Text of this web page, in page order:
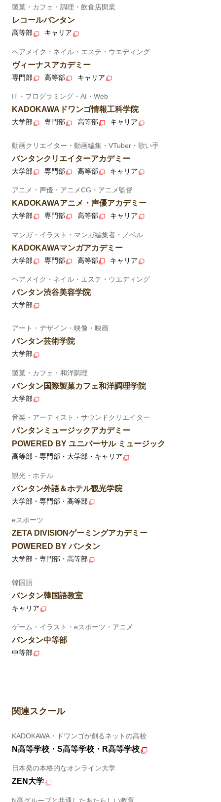
製菓・カフェ・調理・飲食店開業
レコールバンタン
高等部 キャリア
ヘアメイク・ネイル・エステ・ウエディング
ヴィーナスアカデミー
専門部 高等部 キャリア
IT・プログラミング・AI・Web
KADOKAWAドワンゴ情報工科学院
大学部 専門部 高等部 キャリア
動画クリエイター・動画編集・VTuber・歌い手
バンタンクリエイターアカデミー
大学部 専門部 高等部 キャリア
アニメ・声優・アニメCG・アニメ監督
KADOKAWAアニメ・声優アカデミー
大学部 専門部 高等部 キャリア
マンガ・イラスト・マンガ編集者・ノベル
KADOKAWAマンガアカデミー
大学部 専門部 高等部 キャリア
ヘアメイク・ネイル・エステ・ウエディング
バンタン渋谷美容学院
大学部
アート・デザイン・映像・映画
バンタン芸術学院
大学部
製菓・カフェ・和洋調理
バンタン国際製菓カフェ和洋調理学院
大学部
音楽・アーティスト・サウンドクリエイター
バンタンミュージックアカデミー
POWERED BY ユニバーサル ミュージック
高等部・専門部・大学部・キャリア
観光・ホテル
バンタン外語＆ホテル観光学院
大学部・専門部・高等部
eスポーツ
ZETA DIVISIONゲーミングアカデミー
POWERED BY バンタン
大学部・専門部・高等部
韓国語
バンタン韓国語教室
キャリア
ゲーム・イラスト・eスポーツ・アニメ
バンタン中等部
中等部
関連スクール
KADOKAWA・ドワンゴが創るネットの高校
N高等学校・S高等学校・R高等学校
日本発の本格的なオンライン大学
ZEN大学